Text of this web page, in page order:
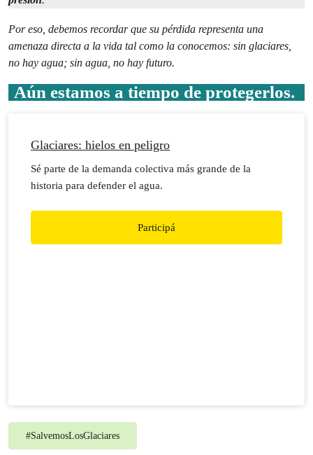
Por eso, debemos recordar que su pérdida representa una
amenaza directa a la vida tal como la conocemos: sin glaciares,
no hay agua; sin agua, no hay futuro.
Aún estamos a tiempo de protegerlos.
Glaciares: hielos en peligro
Sé parte de la demanda colectiva más grande de la
historia para defender el agua.
Participá
#SalvemosLosGlaciares